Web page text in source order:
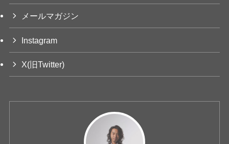
メールマガジン
Instagram
X(旧Twitter)